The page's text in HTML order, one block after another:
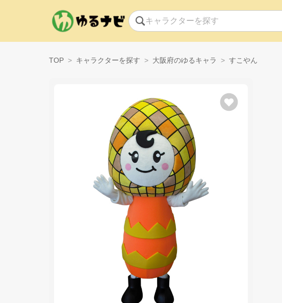
TOP キャラクターを探す 大阪府のゆるキャラ すこやん